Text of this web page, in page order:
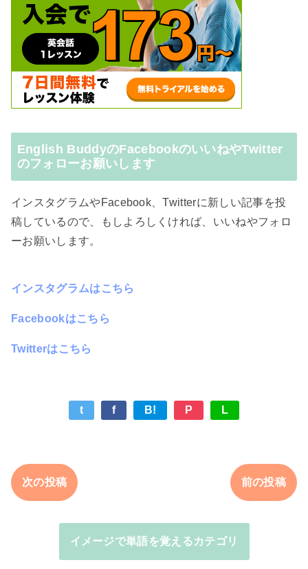
English BuddyのFacebookのいいねやTwitter
のフォローお願いします
インスタグラムやFacebook、Twitterに新しい記事を投
稿しているので、もしよろしくければ、いいねやフォロ
ーお願いします。
インスタグラムはこちら
Facebookはこちら
Twitterはこちら
t f B! P L
次の投稿 前の投稿
イメージで単語を覚えるカテゴリ